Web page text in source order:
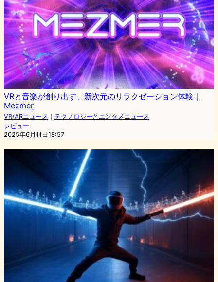
VRと音楽が創り出す、新次元のリラクゼーション体験｜
Mezmer
VR/ARニュース ｜ テクノロジーとエンタメニュース
レビュー
2025年6月11日18:57